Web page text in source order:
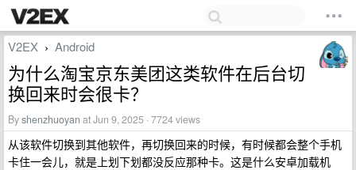
V2EX › Android
为什么淘宝京东美团这类软件在后台切
换回来时会很卡？
Byshenzhuoyan at Jun 9, 2025 · 7724 views
从该软件切换到其他软件，再切换回来的时候，有时候都会整个手机
卡住一会儿，就是上划下划都没反应那种卡。这是什么安卓加载机